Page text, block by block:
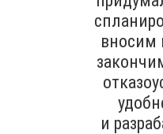
вносим
и